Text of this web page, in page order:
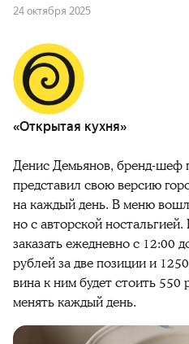
24 октября 2025
«Открытая кухня»
Денис Демьянов, бренд-шеф
представил свою версию
на каждый день. В меню
но с авторской
заказатьежедневнос 12:00
рублей за две позиции и
вина к ним будет стоить
менять каждый день.